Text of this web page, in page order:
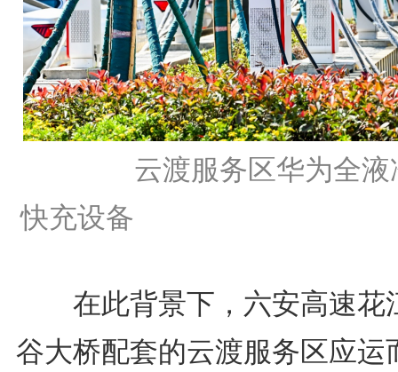
云渡服务区华为全液
快充设备
在此背景下，六安高速花
谷大桥配套的云渡服务区应运